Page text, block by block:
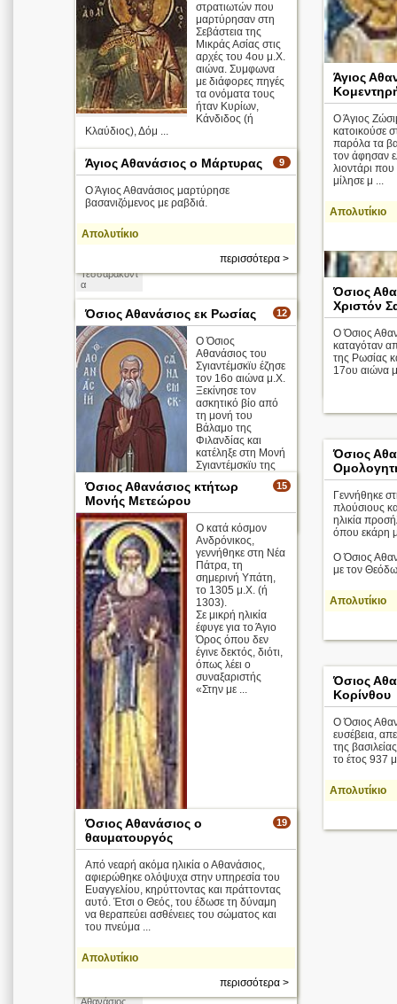
στρατιωτών που
μαρτύρησαν στη
Σεβάστεια της
Μικράς Ασίας στις
αρχές του 4ου μ.Χ.
αιώνα. Συμφωνα
με διάφορες πηγές
τα ονόματα τους
ήταν Κυρίων,
Κάνδιδος (ή
Κλαύδιος), Δόμ ...
Τεσσαράκοντ
α
περισσότερα >
Άγιος
Ο Άγιος
κατοικούσε
παρόλα τα
τον άφησαν
λιοντάρι που
μίλησε μ ...
Απολυτίκιο
9
Άγιος Αθανάσιος ο Μάρτυρας
Ο Άγιος Αθανάσιος μαρτύρησε
βασανιζόμενος με ραβδιά.
Απολυτίκιο
περισσότερα >
Όσιος
Χριστόν
Ο Όσιος
καταγόταν
της Ρωσίας
17ου αιώνα
12
Όσιος Αθανάσιος εκ Ρωσίας
Ο Όσιος
Αθανάσιος του
Σγιαντέμσκϊυ έζησε
τον 16ο αιώνα μ.Χ.
Ξεκίνησε τον
ασκητικό βίο από
τη μονή του
Βάλαμο της
Φιλανδίας και
κατέληξε στη Μονή
Σγιαντέμσκϊυ της
Βολογκντά της Ρωσίας, όπου δι ...
Όσιος
Γεννήθηκε
πλούσιους
ηλικία
όπου εκάρη
Ο Όσιος
με τον
Απολυτίκιο
15
Όσιος Αθανάσιος κτήτωρ
Μονής Μετεώρου
O κατά κόσμον
Ανδρόνικος,
γεννήθηκε στη Νέα
Πάτρα, τη
σημερινή Υπάτη,
το 1305 μ.Χ. (ή
1303).
Σε μικρή ηλικία
έφυγε για το Άγιο
Όρος όπου δεν
έγινε δεκτός, διότι,
όπως λέει ο
συναξαριστής
«Στην με ...
Οι κτήτορες
Μονής
Μεγάλου
Μετεώρου,
Αθανάσιος
Όσιος
Κορίνθου
Ο Όσιος
ευσέβεια,
της
το έτος 937
Απολυτίκιο
19
Όσιος Αθανάσιος ο
θαυματουργός
Από νεαρή ακόμα ηλικία ο Αθανάσιος,
αφιερώθηκε ολόψυχα στην υπηρεσία του
Ευαγγελίου, κηρύττοντας και πράττοντας
αυτό. Έτσι ο Θεός, του έδωσε τη δύναμη
να θεραπεύει ασθένειες του σώματος και
του πνεύμα ...
Απολυτίκιο
περισσότερα >